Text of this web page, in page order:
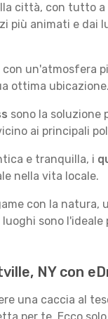
città, con tutto
più animati e dai
un'atmosfera
ottima ubicazione.
sono la
ai principali
e tranquilla, i
nella vita locale.
con la natura,
sono
NY con
una caccia al